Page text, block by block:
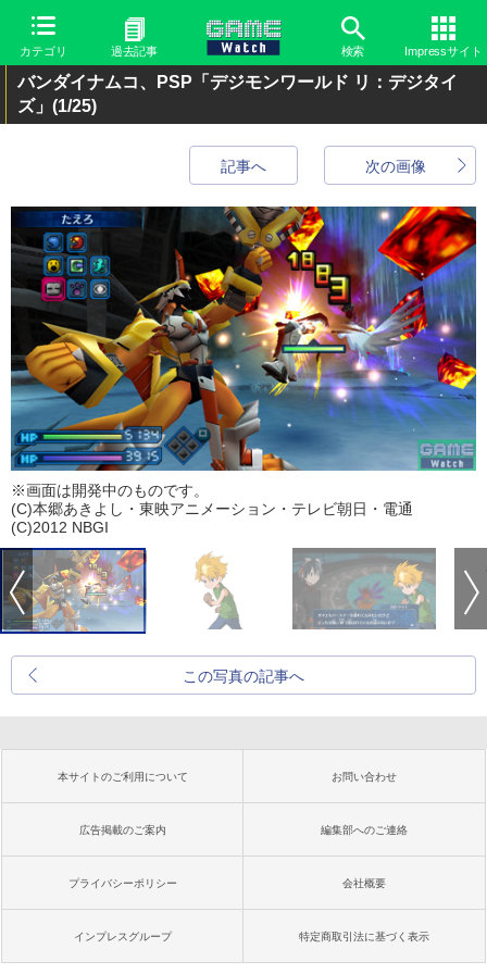
カテゴリ 過去記事 検索 Impressサイト
バンダイナムコ、PSP「デジモンワールド リ：デジタイ
ズ」 (1/25)
次の画像
記事へ
※画面は開発中のものです。
(C)本郷あきよし・東映アニメーション・テレビ朝日・電通
(C)2012 NBGI
この写真の記事へ
本サイトのご利用について お問い合わせ
広告掲載のご案内 編集部へのご連絡
プライバシーポリシー 会社概要
インプレスグループ 特定商取引法に基づく表示